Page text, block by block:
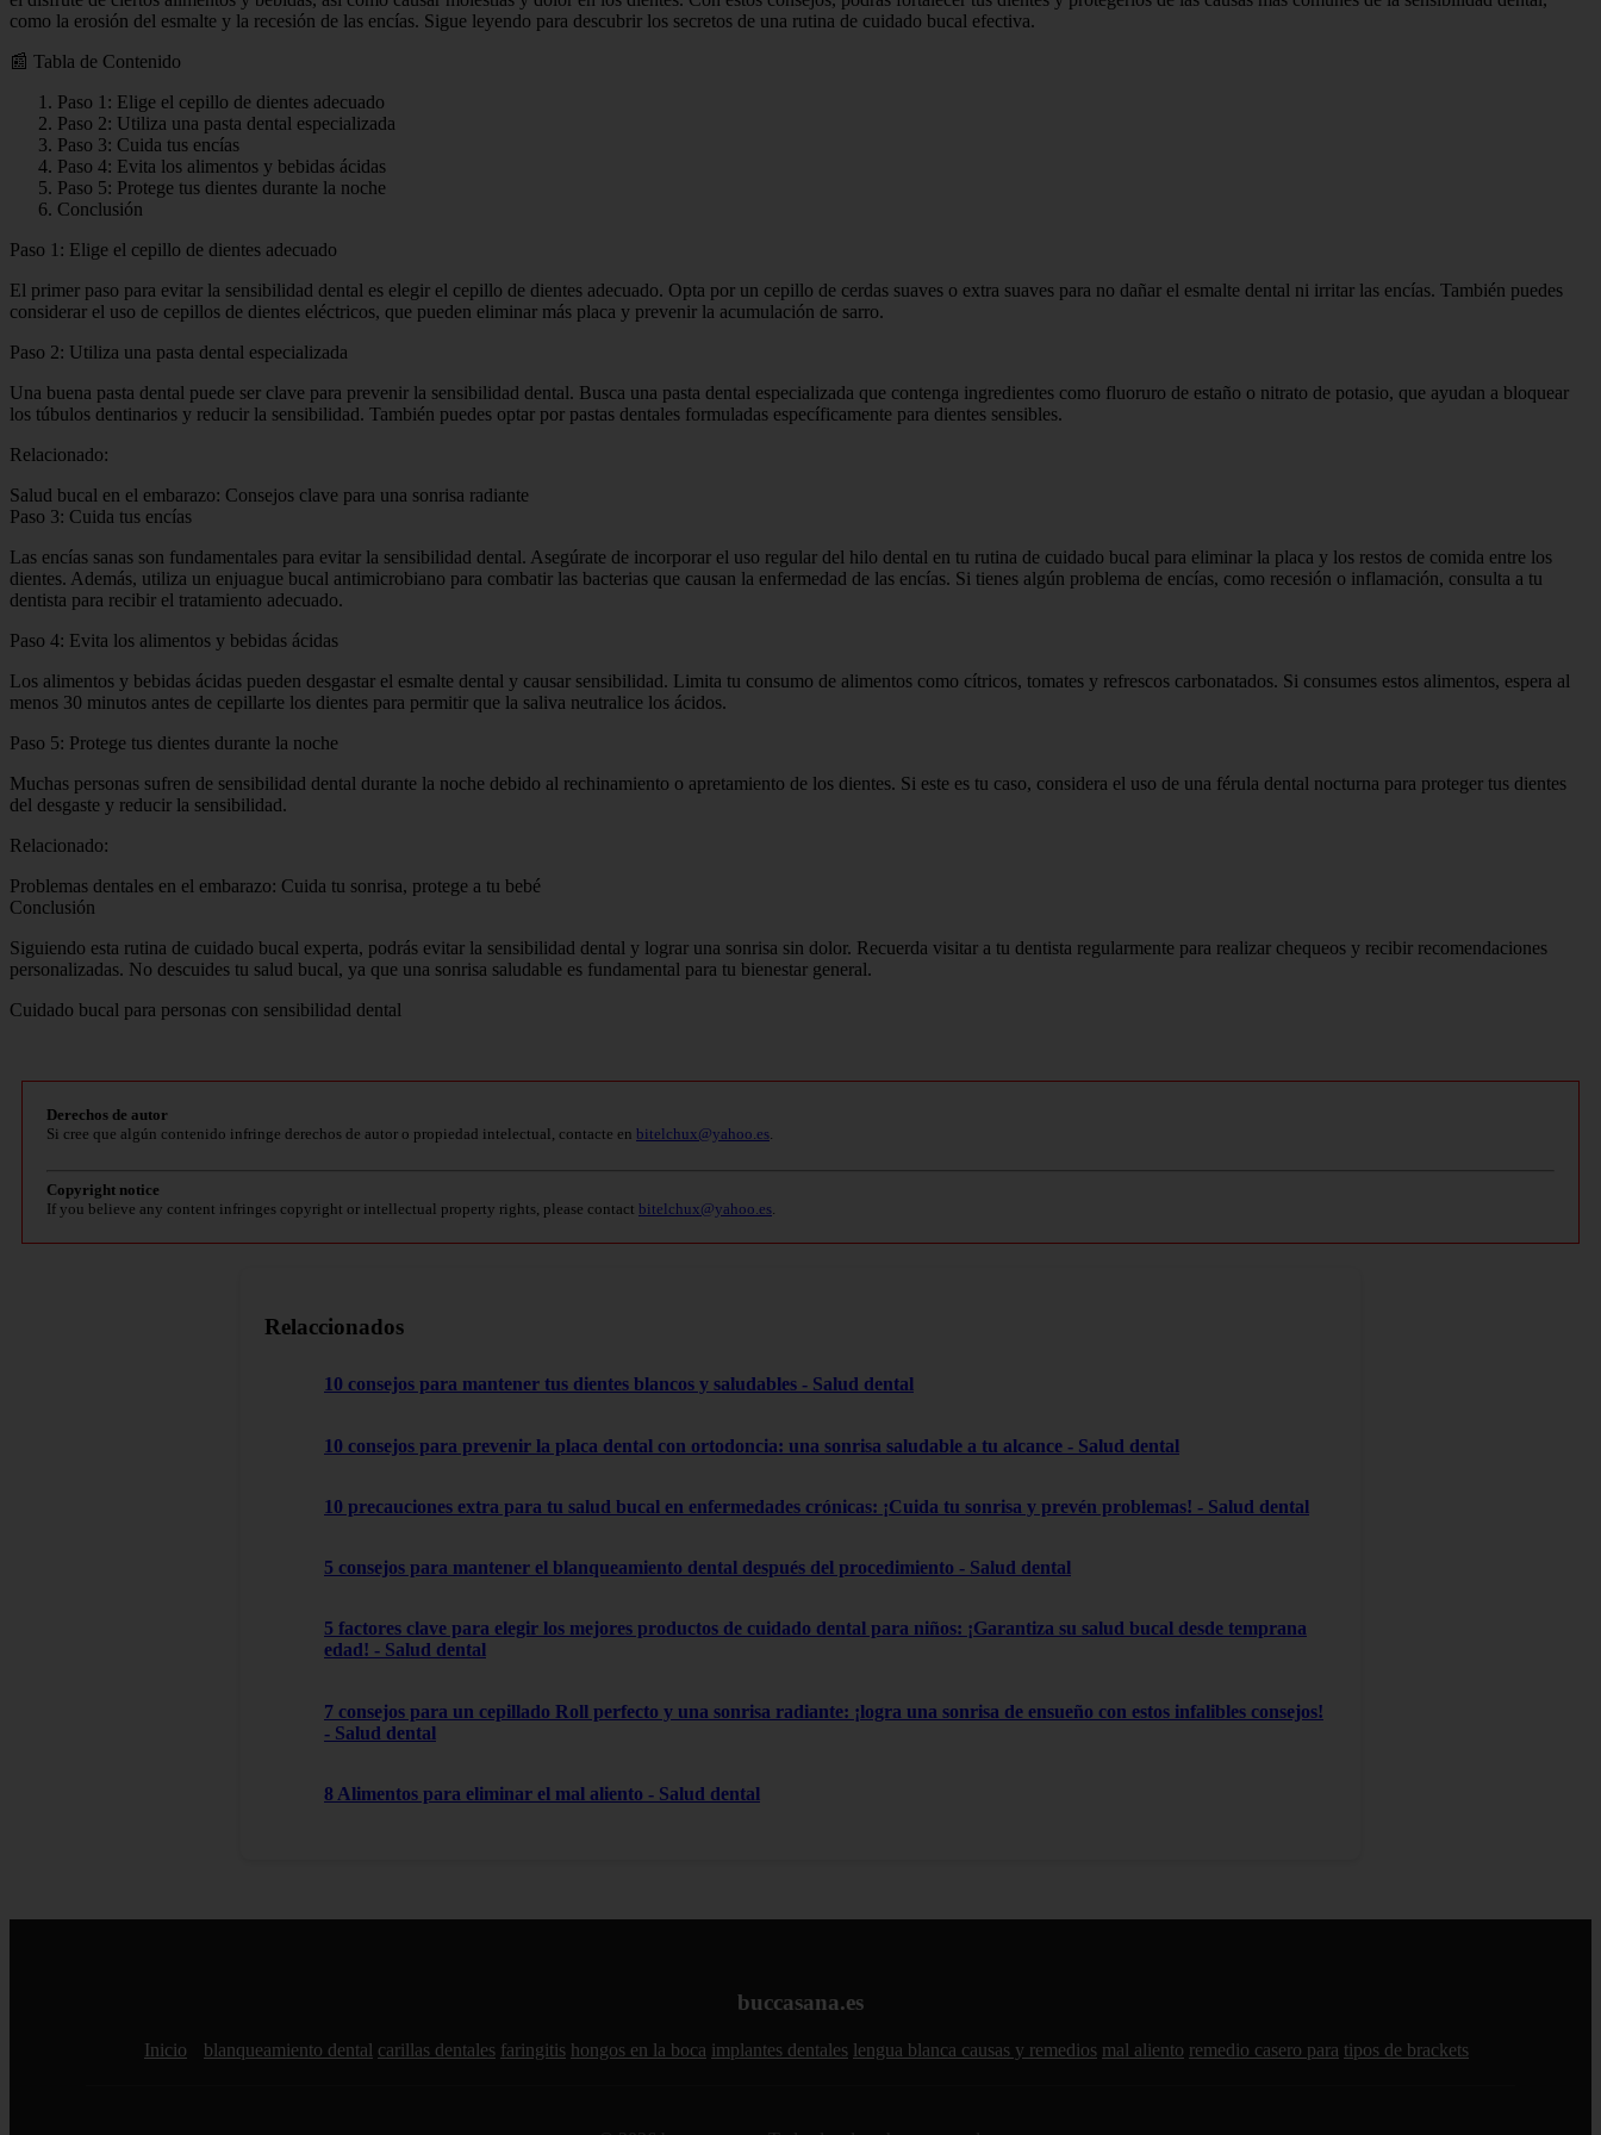
como la erosión del esmalte y la recesión de las encías. Sigue leyendo para descubrir los secretos de una rutina de cuidado bucal efectiva.
📰 Tabla de Contenido
Paso 1: Elige el cepillo de dientes adecuado
Paso 2: Utiliza una pasta dental especializada
Paso 3: Cuida tus encías
Paso 4: Evita los alimentos y bebidas ácidas
Paso 5: Protege tus dientes durante la noche
Conclusión
Paso 1: Elige el cepillo de dientes adecuado
El primer paso para evitar la sensibilidad dental es elegir el cepillo de dientes adecuado. Opta por un cepillo de cerdas suaves o extra suaves para no dañar el esmalte dental ni irritar las encías. También puedes
considerar el uso de cepillos de dientes eléctricos, que pueden eliminar más placa y prevenir la acumulación de sarro.
Paso 2: Utiliza una pasta dental especializada
Una buena pasta dental puede ser clave para prevenir la sensibilidad dental. Busca una pasta dental especializada que contenga ingredientes como fluoruro de estaño o nitrato de potasio, que ayudan a bloquear
los túbulos dentinarios y reducir la sensibilidad. También puedes optar por pastas dentales formuladas específicamente para dientes sensibles.
Relacionado:
Salud bucal en el embarazo: Consejos clave para una sonrisa radiante
Paso 3: Cuida tus encías
Las encías sanas son fundamentales para evitar la sensibilidad dental. Asegúrate de incorporar el uso regular del hilo dental en tu rutina de cuidado bucal para eliminar la placa y los restos de comida entre los
dientes. Además, utiliza un enjuague bucal antimicrobiano para combatir las bacterias que causan la enfermedad de las encías. Si tienes algún problema de encías, como recesión o inflamación, consulta a tu
dentista para recibir el tratamiento adecuado.
Paso 4: Evita los alimentos y bebidas ácidas
Los alimentos y bebidas ácidas pueden desgastar el esmalte dental y causar sensibilidad. Limita tu consumo de alimentos como cítricos, tomates y refrescos carbonatados. Si consumes estos alimentos, espera al
menos 30 minutos antes de cepillarte los dientes para permitir que la saliva neutralice los ácidos.
Paso 5: Protege tus dientes durante la noche
Muchas personas sufren de sensibilidad dental durante la noche debido al rechinamiento o apretamiento de los dientes. Si este es tu caso, considera el uso de una férula dental nocturna para proteger tus dientes
del desgaste y reducir la sensibilidad.
Relacionado:
Problemas dentales en el embarazo: Cuida tu sonrisa, protege a tu bebé
Conclusión
Siguiendo esta rutina de cuidado bucal experta, podrás evitar la sensibilidad dental y lograr una sonrisa sin dolor. Recuerda visitar a tu dentista regularmente para realizar chequeos y recibir recomendaciones
personalizadas. No descuides tu salud bucal, ya que una sonrisa saludable es fundamental para tu bienestar general.
Cuidado bucal para personas con sensibilidad dental
Derechos de autor
Si cree que algún contenido infringe derechos de autor o propiedad intelectual, contacte en bitelchux@yahoo.es
Copyright notice
If you believe any content infringes copyright or intellectual property rights, please contact bitelchux@yahoo.es
Relaccionados
10 consejos para mantener tus dientes blancos y saludables - Salud dental
10 consejos para prevenir la placa dental con ortodoncia: una sonrisa saludable a tu alcance - Salud dental
10 precauciones extra para tu salud bucal en enfermedades crónicas: ¡Cuida tu sonrisa y prevén problemas! - Salud dental
5 consejos para mantener el blanqueamiento dental después del procedimiento - Salud dental
5 factores clave para elegir los mejores productos de cuidado dental para niños: ¡Garantiza su salud bucal desde temprana
edad! - Salud dental
7 consejos para un cepillado Roll perfecto y una sonrisa radiante: ¡logra una sonrisa de ensueño con estos infalibles consejos!
- Salud dental
8 Alimentos para eliminar el mal aliento - Salud dental
buccasana.es
Inicio blanqueamiento dental carillas dentales faringitis hongos en la boca implantes dentales lengua blanca causas y remedios mal aliento remedio casero para tipos de brackets